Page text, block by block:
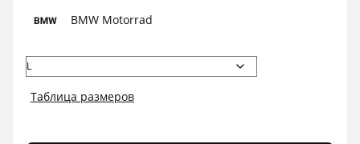
BMW Motorrad
Таблица размеров